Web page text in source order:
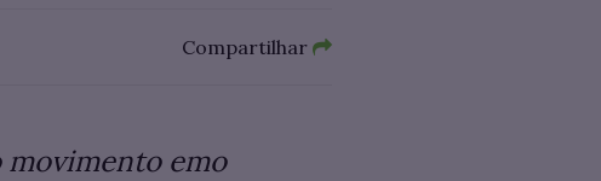
Compartilhar
movimento emo